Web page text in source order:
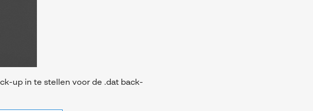
up in te stellen voor de .dat back-